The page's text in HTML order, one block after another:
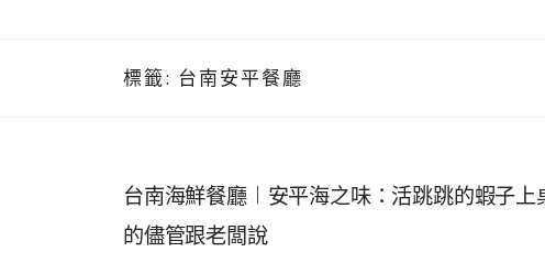
標籤: 台南安平餐廳
台南海鮮餐廳︱安平海之味：活跳跳的蝦子
的儘管跟老闆說